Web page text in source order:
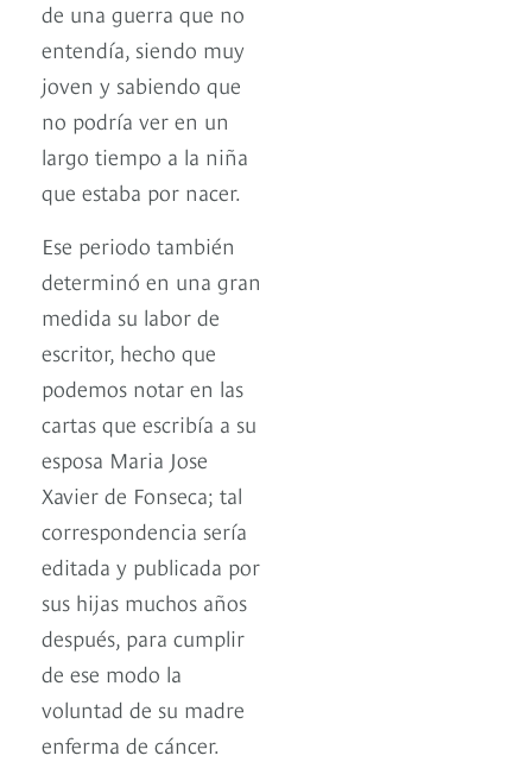
de una guerra que no
entendía, siendo muy
joven y sabiendo que
no podría ver en un
largo tiempo a la niña
que estaba por nacer.
Ese periodo también
determinó en una gran
medida su labor de
escritor, hecho que
podemos notar en las
cartas que escribía a su
esposa Maria Jose
Xavier de Fonseca; tal
correspondencia sería
editada y publicada por
sus hijas muchos años
después, para cumplir
de ese modo la
voluntad de su madre
enferma de cáncer.